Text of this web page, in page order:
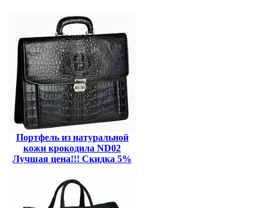
Портфель из натуральной
кожи крокодила ND02
Лучшая цена!!! Скидка 5%